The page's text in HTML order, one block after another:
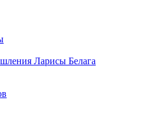
Ларисы Белага